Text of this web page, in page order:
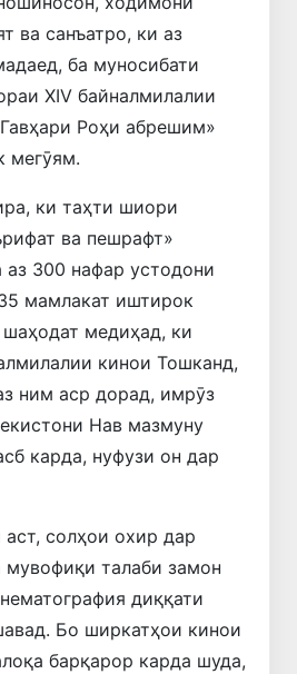
ва санъатро, ки аз
ба муносибати
XIV байналмилалии
Роҳи абрешим»
мегӯям.
ки таҳти шиори
ва пешрафт»
аз 300 нафар устодони
мамлакат иштирок
медиҳад, ки
кинои Тошканд,
ним аср дорад, имрӯз
Нав мазмуну
карда, нуфузи он дар
солҳои охир дар
талаби замон
диққати
Бо ширкатҳои кинои
барқарор карда шуда,